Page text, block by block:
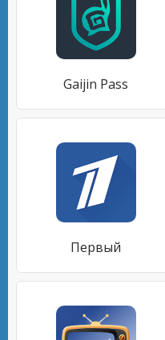
Gaijin Pass
Первый